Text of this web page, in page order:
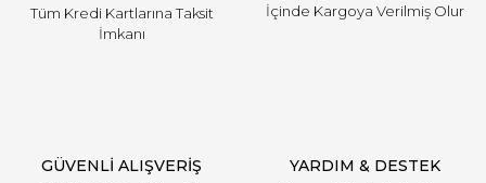
Tüm Kredi Kartlarına Taksit
İmkanı
İçinde Kargoya Verilmiş Olur
GÜVENLİ ALIŞVERİŞ YARDIM & DESTEK